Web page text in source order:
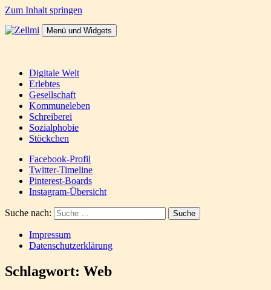
Zum Inhalt springen
Menü und Widgets
Digitale Welt
Erlebtes
Gesellschaft
Kommuneleben
Schreiberei
Sozialphobie
Stöckchen
Facebook-Profil
Twitter-Timeline
Pinterest-Boards
Instagram-Übersicht
Suche nach:
Impressum
Datenschutzerklärung
Schlagwort: Web